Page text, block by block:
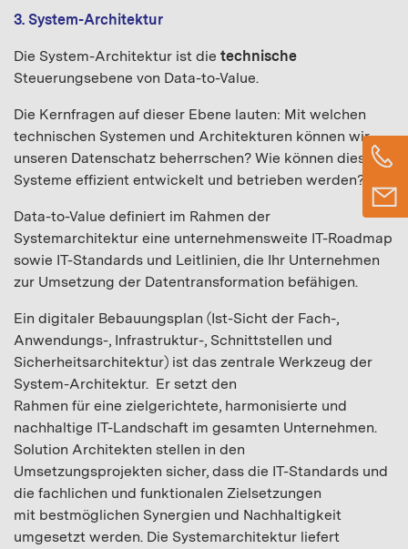
3. System-Architektur
Die System-Architektur ist die technische
Steuerungsebene von Data-to-Value.
Die Kernfragen auf dieser Ebene lauten: Mit welchen
technischen Systemen und Architekturen können wir
unseren Datenschatz beherrschen? Wie können diese
Systeme effizient entwickelt und betrieben werden?
Data-to-Value definiert im Rahmen der
Systemarchitektur eine unternehmensweite IT-Roadmap
sowie IT-Standards und Leitlinien, die Ihr Unternehmen
zur Umsetzung der Datentransformation befähigen.
Ein digitaler Bebauungsplan (Ist-Sicht der Fach-,
Anwendungs-, Infrastruktur-, Schnittstellen und
Sicherheitsarchitektur) ist das zentrale Werkzeug der
System-Architektur. Er setzt den
Rahmen für eine zielgerichtete, harmonisierte und
nachhaltige IT-Landschaft im gesamten Unternehmen.
Solution Architekten stellen in den
Umsetzungsprojekten sicher, dass die IT-Standards und
die fachlichen und funktionalen Zielsetzungen
mit bestmöglichen Synergien und Nachhaltigkeit
umgesetzt werden. Die Systemarchitektur liefert